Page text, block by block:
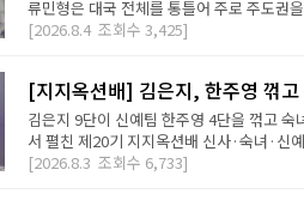
류민형은 대국 전체를 통틀어 주로 주도권
[2026.8.4 조회수 3,425]
[지지옥션배] 김은지, 한주영 꺾
김은지 9단이 신예팀 한주영 4단을 꺾고
서 펼친 제20기 지지옥션배 신사·숙녀·신
[2026.8.3 조회수 6,733]